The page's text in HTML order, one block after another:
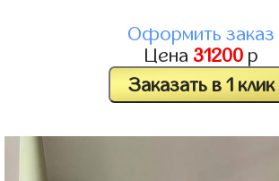
Оформить заказ
Цена 31200 р
Заказать в 1 клик